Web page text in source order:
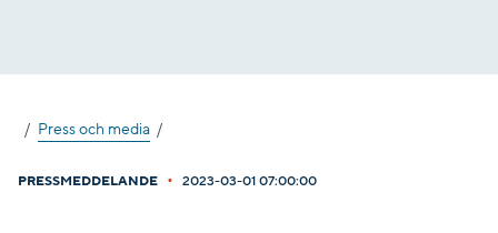
Press och media
PRESSMEDDELANDE • 2023-03-01 07:00:00